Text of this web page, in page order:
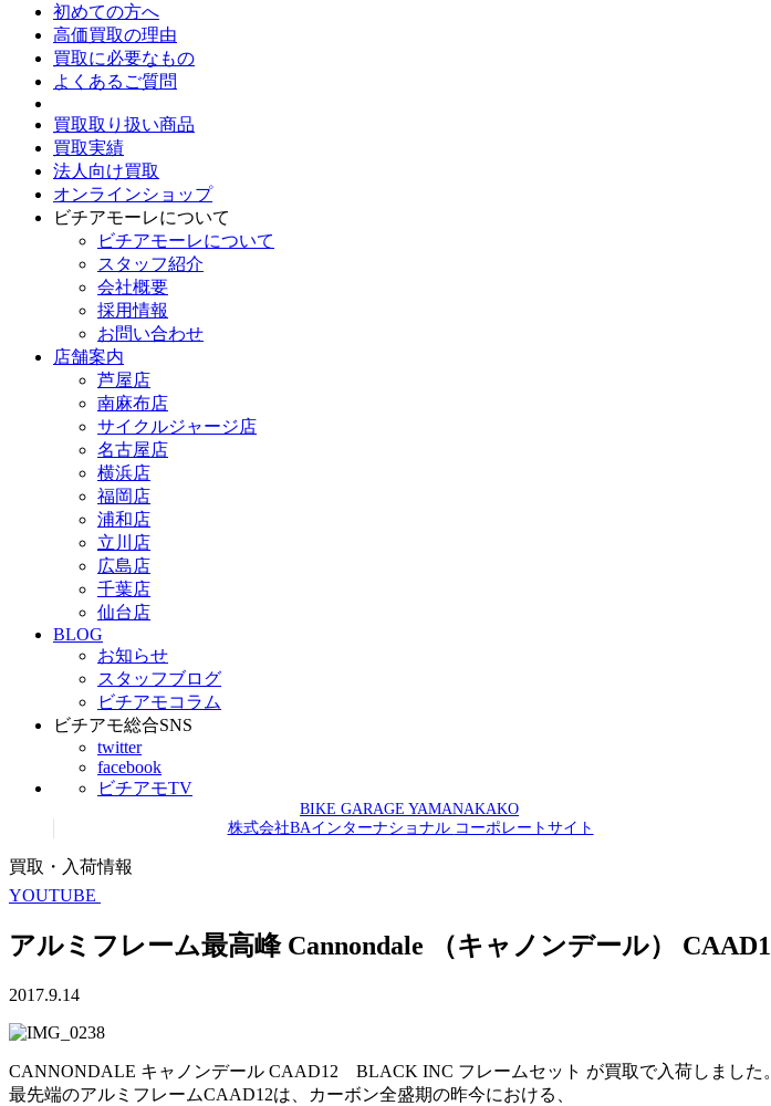
初めての方へ
高価買取の理由
買取に必要なもの
よくあるご質問
買取取り扱い商品
買取実績
法人向け買取
オンラインショップ
ビチアモーレについて
ビチアモーレについて
スタッフ紹介
会社概要
採用情報
お問い合わせ
店舗案内
芦屋店
南麻布店
サイクルジャージ店
名古屋店
横浜店
福岡店
浦和店
立川店
広島店
千葉店
仙台店
BLOG
お知らせ
スタッフブログ
ビチアモコラム
ビチアモ総合SNS
twitter
facebook
ビチアモTV
BIKE GARAGE YAMANAKAKO
株式会社BAインターナショナル コーポレートサイト
買取・入荷情報
YOUTUBE
アルミフレーム最高峰 Cannondale （キャノンデール）
2017.9.14
CANNONDALE キャノンデール CAAD12 BLACK INC フレームセット が買取で入荷しました。
最先端のアルミフレームCAAD12は、カーボン全盛期の昨今における、